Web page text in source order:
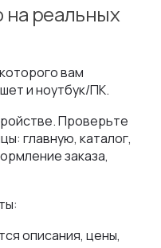
реальных
вам
и ноутбук/ПК.
Проверьте
главную, каталог,
заказа,
описания, цены,